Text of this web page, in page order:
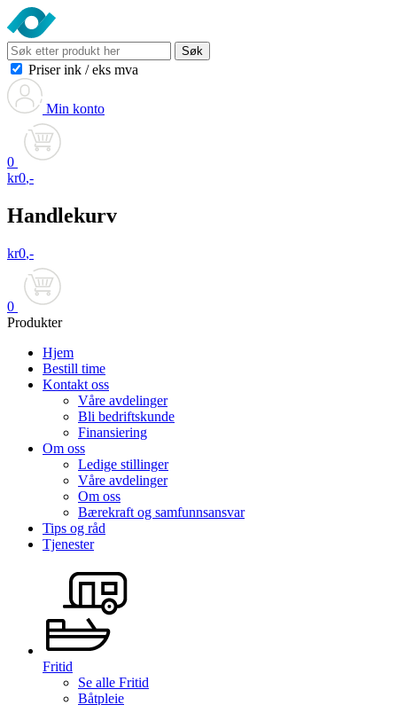
Søk
Priser ink / eks mva
Min konto
0
kr0,-
Handlekurv
kr0,-
0
Produkter
Hjem
Bestill time
Kontakt oss
Våre avdelinger
Bli bedriftskunde
Finansiering
Om oss
Ledige stillinger
Våre avdelinger
Om oss
Bærekraft og samfunnsansvar
Tips og råd
Tjenester
Fritid
Se alle Fritid
Båtpleie